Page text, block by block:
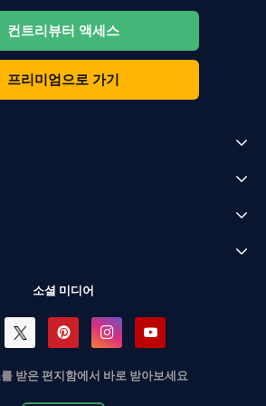
컨트리뷰터 액세스
프리미엄으로 가기
소셜 미디어
받은 편지함에서 바로 받아보세요